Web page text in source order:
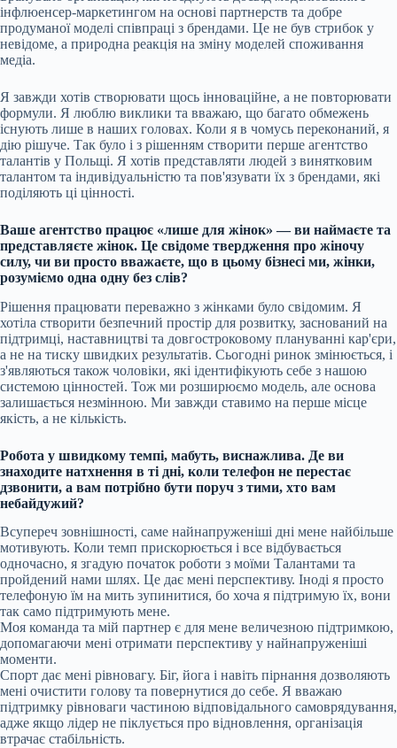
інфлюенсер-маркетингом на основі партнерств та добре
продуманої моделі співпраці з брендами. Це не був стрибок у
невідоме, а природна реакція на зміну моделей споживання
медіа.
Я завжди хотів створювати щось інноваційне, а не повторювати
формули. Я люблю виклики та вважаю, що багато обмежень
існують лише в наших головах. Коли я в чомусь переконаний, я
дію рішуче. Так було і з рішенням створити перше агентство
талантів у Польщі. Я хотів представляти людей з винятковим
талантом та індивідуальністю та пов'язувати їх з брендами, які
поділяють ці цінності.
Ваше агентство працює «лише для жінок» — ви наймаєте та
представляєте жінок. Це свідоме твердження про жіночу
силу, чи ви просто вважаєте, що в цьому бізнесі ми, жінки,
розуміємо одна одну без слів?
Рішення працювати переважно з жінками було свідомим. Я
хотіла створити безпечний простір для розвитку, заснований на
підтримці, наставництві та довгостроковому плануванні кар'єри,
а не на тиску швидких результатів. Сьогодні ринок змінюється, і
з'являються також чоловіки, які ідентифікують себе з нашою
системою цінностей. Тож ми розширюємо модель, але основа
залишається незмінною. Ми завжди ставимо на перше місце
якість, а не кількість.
Робота у швидкому темпі, мабуть, виснажлива. Де ви
знаходите натхнення в ті дні, коли телефон не перестає
дзвонити, а вам потрібно бути поруч з тими, хто вам
небайдужий?
Всупереч зовнішності, саме найнапруженіші дні мене найбільше
мотивують. Коли темп прискорюється і все відбувається
одночасно, я згадую початок роботи з моїми Талантами та
пройдений нами шлях. Це дає мені перспективу. Іноді я просто
телефоную їм на мить зупинитися, бо хоча я підтримую їх, вони
так само підтримують мене.
Моя команда та мій партнер є для мене величезною підтримкою,
допомагаючи мені отримати перспективу у найнапруженіші
моменти.
Спорт дає мені рівновагу. Біг, йога і навіть пірнання дозволяють
мені очистити голову та повернутися до себе. Я вважаю
підтримку рівноваги частиною відповідального самоврядування,
адже якщо лідер не піклується про відновлення, організація
втрачає стабільність.